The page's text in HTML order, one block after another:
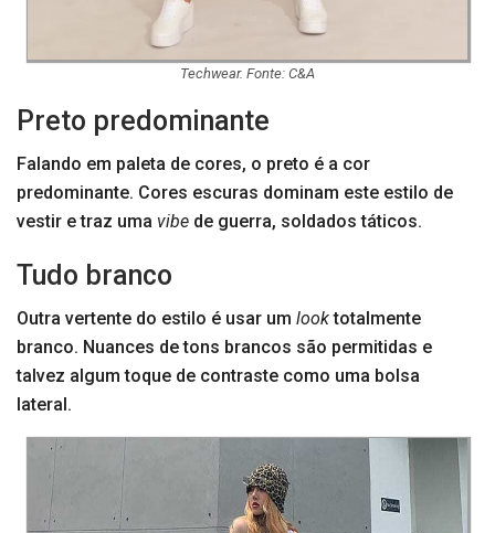
Techwear. Fonte: C&A
Preto predominante
Falando em paleta de cores, o preto é a cor
predominante. Cores escuras dominam este estilo de
vestir e traz uma vibe de guerra, soldados táticos.
Tudo branco
Outra vertente do estilo é usar um looktotalmente
branco. Nuances de tons brancos são permitidas e
talvez algum toque de contraste como uma bolsa
lateral.